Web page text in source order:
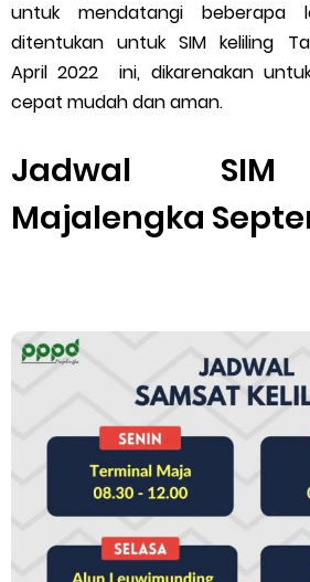
Cara Menghubungi CS Lalamove
Cara Mengatasi Aplikasi Gojek
Server Gojek Terbaru dan IP
untuk mendatangi beberapa
ditentukan untuk SIM keliling
April 2022 ini, dikarenakan
cepat mudah dan aman.
Jadwal SIM
Majalengka